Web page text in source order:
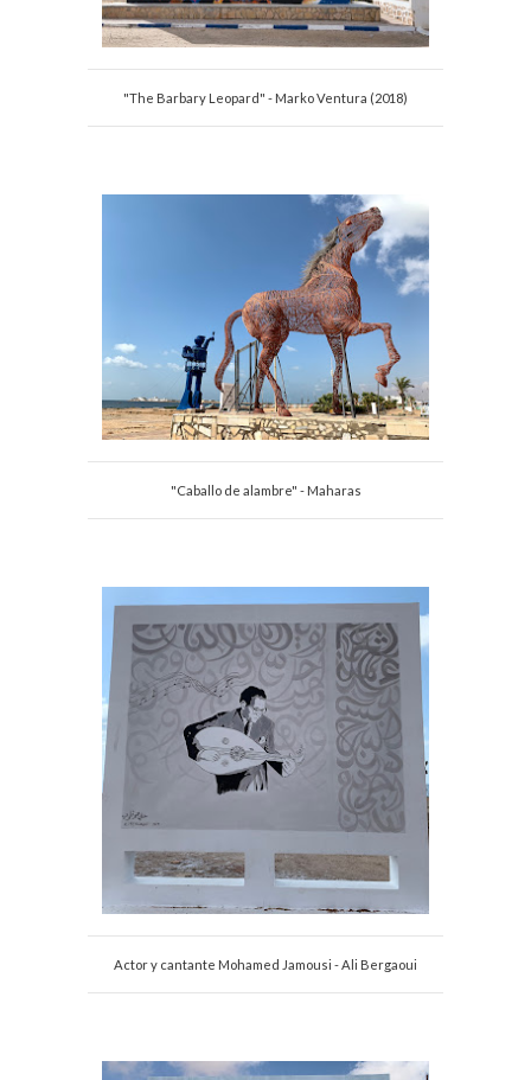
"The Barbary Leopard" - Marko Ventura (2018)
"Caballo de alambre" - Maharas
Actor y cantante Mohamed Jamousi - Ali Bergaoui